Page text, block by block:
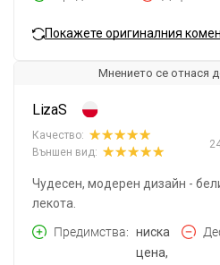
Покажете оригиналния
Мнението се отнася
LizaS
Качество:
Външен вид:
Чудесен, модерен дизайн -
лекота.
Предимства
ниска
цена,